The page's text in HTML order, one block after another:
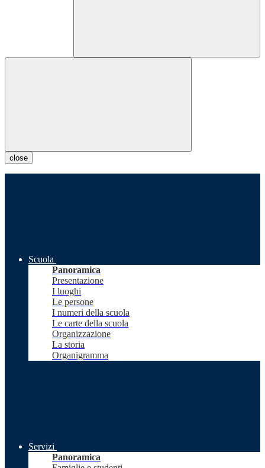
close
Scuola
Panoramica
Presentazione
I luoghi
Le persone
I numeri della scuola
Le carte della scuola
Organizzazione
La storia
Organigramma
Servizi
Panoramica